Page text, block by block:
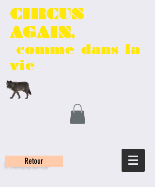
CIRCUS
AGAIN,
comme dans la
vie
PARCOURS
Retour